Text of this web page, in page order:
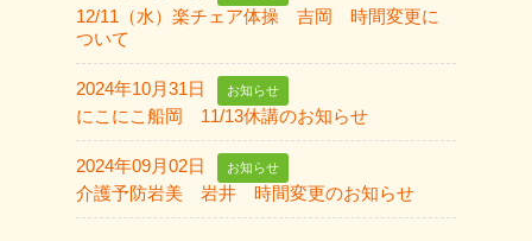
12/11（水）楽チェア体操 吉岡 時間変更に
ついて
2024年10月31日 お知らせ
にこにこ船岡 11/13休講のお知らせ
2024年09月02日 お知らせ
介護予防岩美 岩井 時間変更のお知らせ